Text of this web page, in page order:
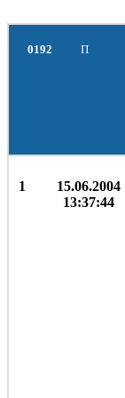
0192 П
1
15.06.2004
13:37:44